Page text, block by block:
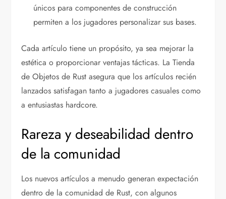
únicos para componentes de construcción
permiten a los jugadores personalizar sus bases.
Cada artículo tiene un propósito, ya sea mejorar la
estética o proporcionar ventajas tácticas. La Tienda
de Objetos de Rust asegura que los artículos recién
lanzados satisfagan tanto a jugadores casuales como
a entusiastas hardcore.
Rareza y deseabilidad dentro
de la comunidad
Los nuevos artículos a menudo generan expectación
dentro de la comunidad de Rust, con algunos